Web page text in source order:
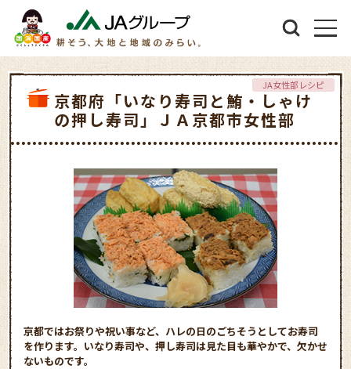
京都府「いなり寿司と鮪・しゃけ
の押し寿司」ＪＡ京都市女性部
JA女性部レシピ
京都ではお祭りや祝い事など、ハレの日のごちそうとしてお寿司
を作ります。いなり寿司や、押し寿司は見た目も華やかで、欠かせ
ないものです。